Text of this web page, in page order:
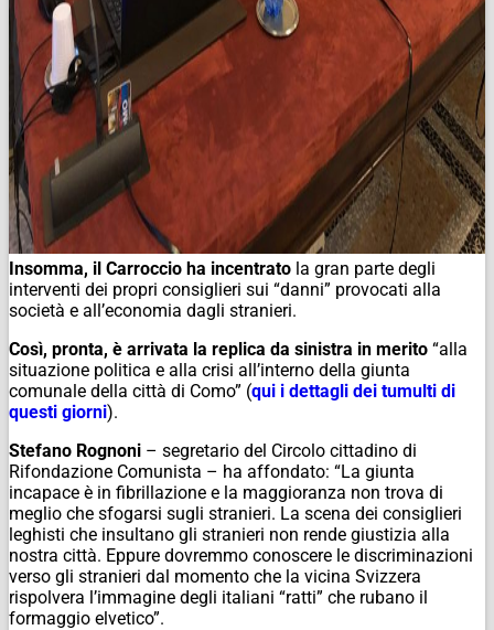
Insomma, il Carroccio ha incentrato la gran parte degli
interventi dei propri consiglieri sui “danni” provocati alla
società e all’economia dagli stranieri.
Così, pronta, è arrivata la replica da sinistra in merito “alla
situazione politica e alla crisi all’interno della giunta
comunale della città di Como” (qui i dettagli dei tumulti di
questi giorni).
Stefano Rognoni – segretario del Circolo cittadino di
Rifondazione Comunista – ha affondato: “La giunta
incapace è in fibrillazione e la maggioranza non trova di
meglio che sfogarsi sugli stranieri. La scena dei consiglieri
leghisti che insultano gli stranieri non rende giustizia alla
nostra città. Eppure dovremmo conoscere le discriminazioni
verso gli stranieri dal momento che la vicina Svizzera
rispolvera l’immagine degli italiani “ratti” che rubano il
formaggio elvetico”.